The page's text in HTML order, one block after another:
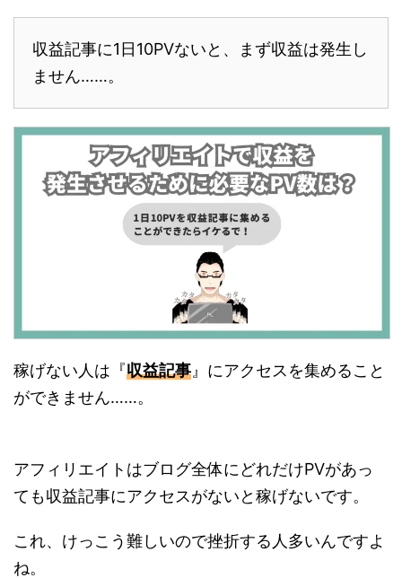
収益記事に1日10PVないと、まず収益は発生し
ません……。
稼げない人は『収益記事 』にアクセスを集めること
ができません……。
アフィリエイトはブログ全体にどれだけPVがあっ
ても収益記事にアクセスがないと稼げないです。
これ、けっこう難しいので挫折する人多いんですよ
ね。